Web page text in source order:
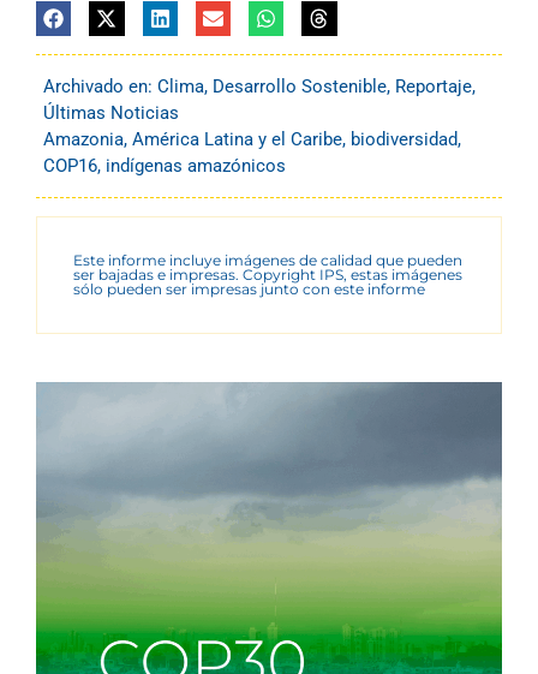
Archivado en: Clima, Desarrollo Sostenible, Reportaje,
Últimas Noticias
Amazonia, América Latina y el Caribe, biodiversidad,
COP16, indígenas amazónicos
Este informe incluye imágenes de calidad que pueden
ser bajadas e impresas. Copyright IPS, estas imágenes
sólo pueden ser impresas junto con este informe